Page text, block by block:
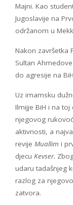
Majni. Kao
Jugoslavije na
održanom u
Nakon završetka
Sultan
do agresije na
Uz imamsku
Ilmijje BiH i na
njegovog
aktivnosti, a
revije Muallim i
djecu Kevser.
udaru tadašnjeg
razlog za
zatvora.